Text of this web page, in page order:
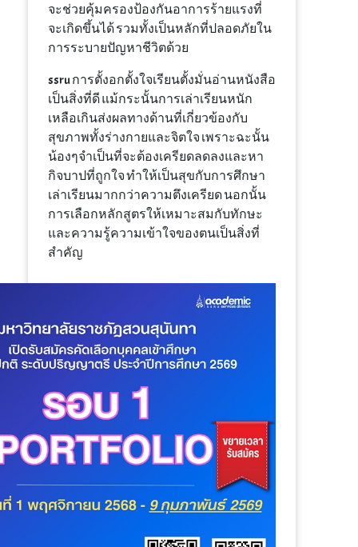
จะช่วยคุ้มครองป้องกันอาการร้ายแรงที่
จะเกิดขึ้นได้ รวมทั้งเป็นหลักที่ปลอดภัยใน
การระบายปัญหาชีวิตด้วย
ssru การตั้งอกตั้งใจเรียนตั้งมั่นอ่านหนังสือ
เป็นสิ่งที่ดี แม้กระนั้นการเล่าเรียนหนัก
เหลือเกินส่งผลทางด้านที่เกี่ยวข้องกับ
สุขภาพทั้งร่างกายและจิตใจ เพราะฉะนั้น
น้องๆจำเป็นที่จะต้องเครียดลดลงและหา
กิจบาปที่ถูกใจ ทำให้เป็นสุขกับการศึกษา
เล่าเรียนมากกว่าความตึงเครียด นอกนั้น
การเลือกหลักสูตรให้เหมาะสมกับทักษะ
และความรู้ความเข้าใจของตนเป็นสิ่งที่
สำคัญ